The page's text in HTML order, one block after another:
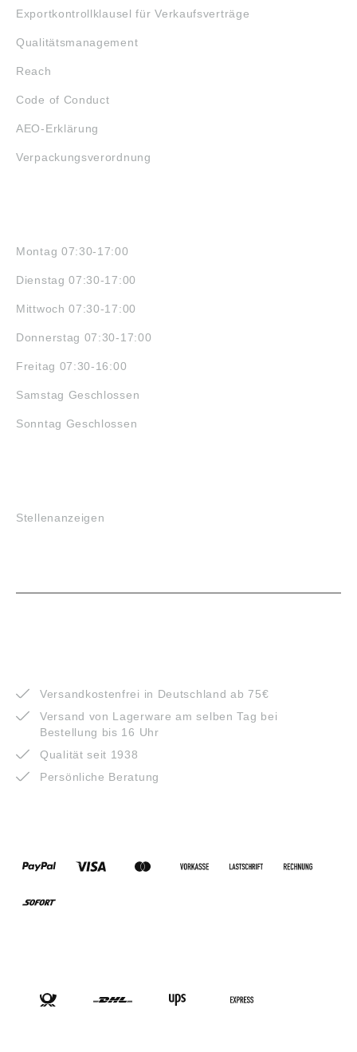
Exportkontrollklausel für Verkaufsverträge
Qualitätsmanagement
Reach
Code of Conduct
AEO-Erklärung
Verpackungsverordnung
Montag 07:30-17:00
Dienstag 07:30-17:00
Mittwoch 07:30-17:00
Donnerstag 07:30-17:00
Freitag 07:30-16:00
Samstag Geschlossen
Sonntag Geschlossen
Stellenanzeigen
Versandkostenfrei in Deutschland ab 75€
Versand von Lagerware am selben Tag bei
Bestellung bis 16 Uhr
Qualität seit 1938
Persönliche Beratung